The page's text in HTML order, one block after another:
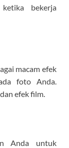
bekerja
macam efek
foto Anda.
efek film.
Anda untuk